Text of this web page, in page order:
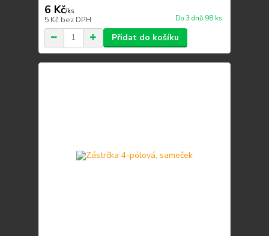
6 Kč/ks
5 Kč bez DPH Do 3 dnů 98 ks
Přidat do košíku